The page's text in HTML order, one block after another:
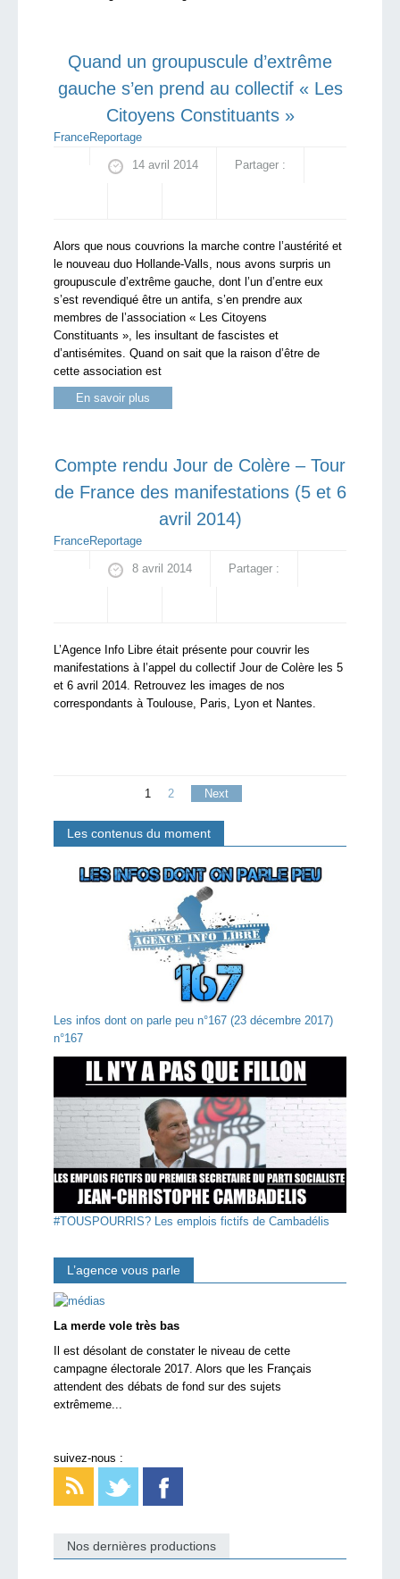
Quand un groupuscule d’extrême
gauche s’en prend au collectif « Les
Citoyens Constituants »
FranceReportage
14 avril 2014 Partager :
Alors que nous couvrions la marche contre l’austérité et
le nouveau duo Hollande-Valls, nous avons surpris un
groupuscule d’extrême gauche, dont l’un d’entre eux
s’est revendiqué être un antifa, s’en prendre aux
membres de l’association « Les Citoyens
Constituants », les insultant de fascistes et
d’antisémites. Quand on sait que la raison d’être de
cette association est
En savoir plus
Compte rendu Jour de Colère – Tour
de France des manifestations (5 et 6
avril 2014)
FranceReportage
8 avril 2014 Partager :
L’Agence Info Libre était présente pour couvrir les
manifestations à l’appel du collectif Jour de Colère les 5
et 6 avril 2014. Retrouvez les images de nos
correspondants à Toulouse, Paris, Lyon et Nantes.
1 2 Next
Les contenus du moment
Les infos dont on parle peu n°167 (23 décembre 2017)
n°167
#TOUSPOURRIS? Les emplois fictifs de Cambadélis
L’agence vous parle
La merde vole très bas
Il est désolant de constater le niveau de cette
campagne électorale 2017. Alors que les Français
attendent des débats de fond sur des sujets
extrêmeme...
suivez-nous :
Nos dernières productions